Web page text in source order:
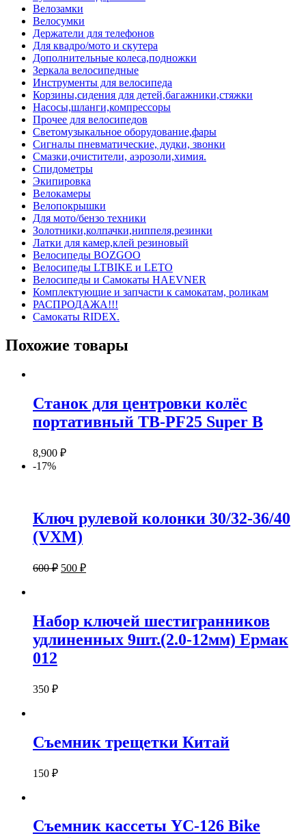
Велозамки
Велосумки
Держатели для телефонов
Для квадро/мото и скутера
Дополнительные колеса,подножки
Зеркала велосипедные
Инструменты для велосипеда
Корзины,сидения для детей,багажники,стяжки
Насосы,шланги,компрессоры
Прочее для велосипедов
Светомузыкальное оборудование,фары
Сигналы пневматические, дудки, звонки
Смазки,очистители, аэрозоли,химия.
Спидометры
Экипировка
Велокамеры
Велопокрышки
Для мото/бензо техники
Золотники,колпачки,ниппеля,резинки
Латки для камер,клей резиновый
Велосипеды BOZGOO
Велосипеды LTBIKE и LETO
Велосипеды и Самокаты HAEVNER
Комплектующие и запчасти к самокатам, роликам
РАСПРОДАЖА!!!
Самокаты RIDEX.
Похожие товары
Станок для центровки колёс
портативный ТВ-PF25 Super B
8,900 ₽
-17%
Ключ рулевой колонки 30/32-36/40
(VXM)
600₽ 500 ₽
Набор ключей шестигранников
удлиненных 9шт.(2.0-12мм) Ермак
012
350 ₽
Съемник трещетки Китай
150 ₽
Съемник кассеты YC-126 Bike